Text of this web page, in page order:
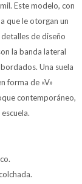
Este modelo, con
que le otorgan un
de diseño
la banda lateral
Una suela
forma de «V»
contemporáneo,